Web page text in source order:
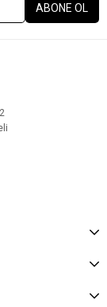
ABONE OL